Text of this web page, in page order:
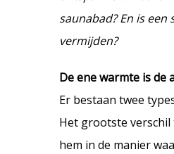
saunabad? En is
vermijden?
De ene warmte is de
Er bestaan twee
Het grootste
hem in de manier